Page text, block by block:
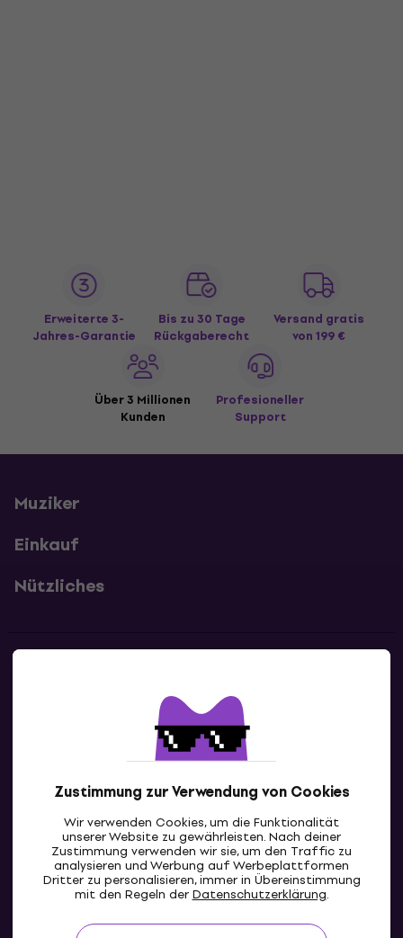
Zustimmung zur Verwendung von Cookies
Wir verwenden Cookies, um die Funktionalität
unserer Website zu gewährleisten. Nach deiner
Zustimmung verwenden wir sie, um den Traffic zu
analysieren und Werbung auf Werbeplattformen
Dritter zu personalisieren, immer in Übereinstimmung
mit den Regeln derDatenschutzerklärung.
Erweiterte 3-
Jahres-Garantie
Bis zu 30 Tage
Rückgaberecht
Versand gratis
von 199 €
Über 3 Millionen
Kunden
Profesioneller
Support
Muziker
Einkauf
Nützliches
Kontaktiere uns
DE